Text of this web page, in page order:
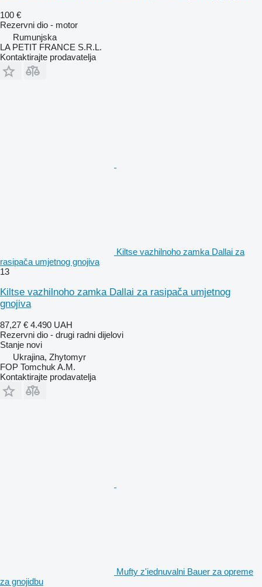
100 €
Rezervni dio - motor
Rumunjska
LA PETIT FRANCE S.R.L.
Kontaktirajte prodavatelja
Kiltse vazhilnoho zamka Dallai za
rasipača umjetnog gnojiva
13
Kiltse vazhilnoho zamka Dallai za rasipača umjetnog
gnojiva
87,27 € 4.490 UAH
Rezervni dio - drugi radni dijelovi
Stanje novi
Ukrajina, Zhytomyr
FOP Tomchuk A.M.
Kontaktirajte prodavatelja
Mufty z'iednuvalni Bauer za opremе
za gnojidbu